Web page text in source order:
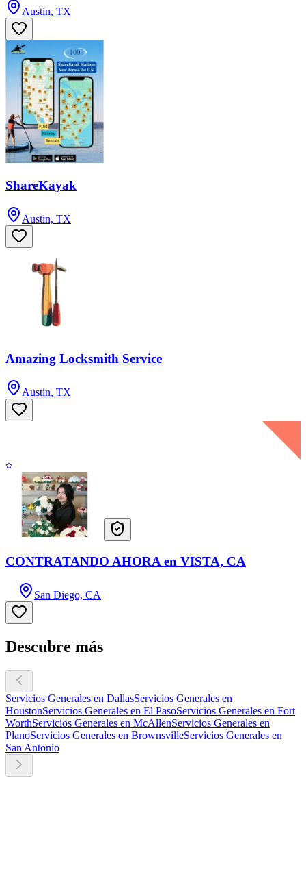
Austin, TX
ShareKayak
Austin, TX
Amazing Locksmith Service
Austin, TX
CONTRATANDO AHORA en VISTA, CA
San Diego, CA
Descubre más
Servicios Generales en DallasServicios Generales en
HoustonServicios Generales en El PasoServicios Generales en Fort
WorthServicios Generales en McAllenServicios Generales en
PlanoServicios Generales en BrownsvilleServicios Generales en
San Antonio